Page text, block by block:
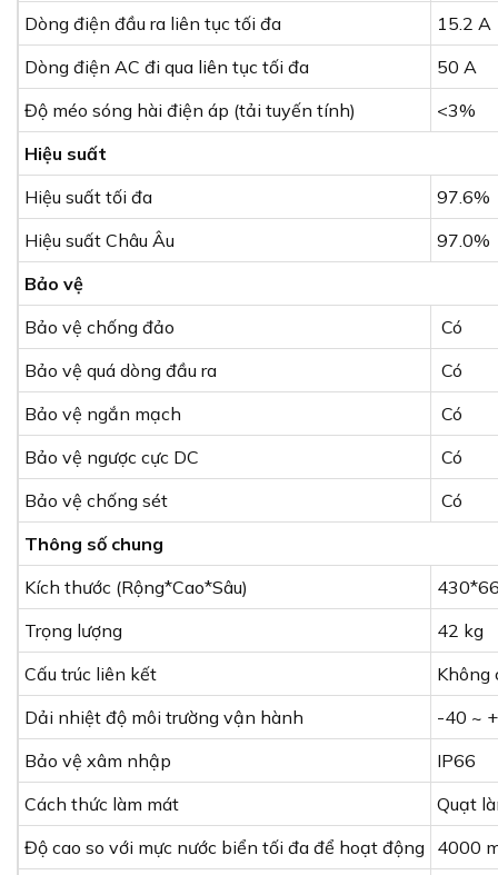
Dòng điện đầu ra liên tục tối đa
15.2 A
Dòng điện AC đi qua liên tục tối đa
50 A
Độ méo sóng hài điện áp (tải tuyến tính)
<3%
Hiệu suất
Hiệu suất tối đa
97.6%
Hiệu suất Châu Âu
97.0%
Bảo vệ
Bảo vệ chống đảo
Có
Bảo vệ quá dòng đầu ra
Có
Bảo vệ ngắn mạch
Có
Bảo vệ ngược cực DC
Có
Bảo vệ chống sét
Có
Thông số chung
Kích thước (Rộng*Cao*Sâu)
Trọng lượng
42 kg
Cấu trúc liên kết
Không
Dải nhiệt độ môi trường vận hành
-40 ~
Bảo vệ xâm nhập
IP66
Cách thức làm mát
Quạt
Độ cao so với mực nước biển tối đa để hoạt động 4000